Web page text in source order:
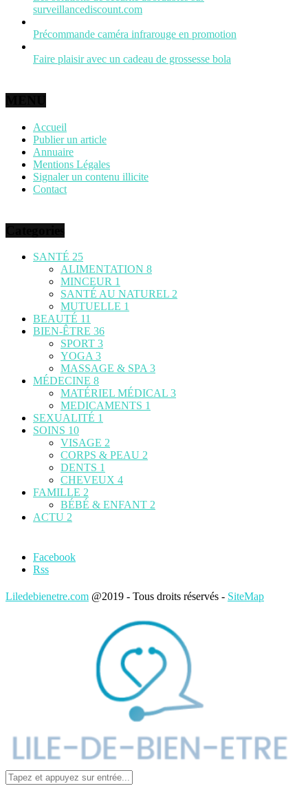
surveillancediscount.com
Précommande caméra infrarouge en promotion
Faire plaisir avec un cadeau de grossesse bola
Accueil
Publier un article
Annuaire
Mentions Légales
Signaler un contenu illicite
Contact
SANTÉ 25
ALIMENTATION 8
MINCEUR 1
SANTÉ AU NATUREL 2
MUTUELLE 1
BEAUTÉ 11
BIEN-ÊTRE 36
SPORT 3
YOGA3
MASSAGE & SPA3
MÉDECINE 8
MATÉRIEL MÉDICAL 3
MEDICAMENTS 1
SEXUALITÉ 1
SOINS 10
VISAGE 2
CORPS & PEAU 2
DENTS 1
CHEVEUX 4
FAMILLE 2
BÉBÉ & ENFANT 2
ACTU 2
Facebook
Rss
Liledebienetre.com @2019 - Tous droits réservés - SiteMap